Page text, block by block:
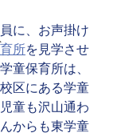
に、お声掛け
所を見学させ
童保育所は、
区にある学童
童も沢山通わ
からも東学童